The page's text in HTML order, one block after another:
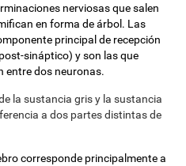
nerviosas que salen
en forma de árbol. Las
principal de recepción
sináptico) y son las que
entre dos neuronas.
la sustancia gris y la sustancia
a dos partes distintas de
corresponde principalmente a